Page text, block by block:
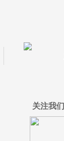
关注我们